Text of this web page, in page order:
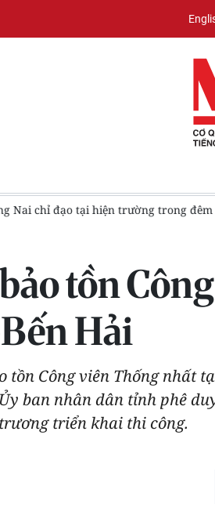
nhất Ban Chỉ đạo Trung ương về
tồn
Hải
tồn Công viên Thống nhất
ban nhân dân tỉnh phê
triển khai thi công.